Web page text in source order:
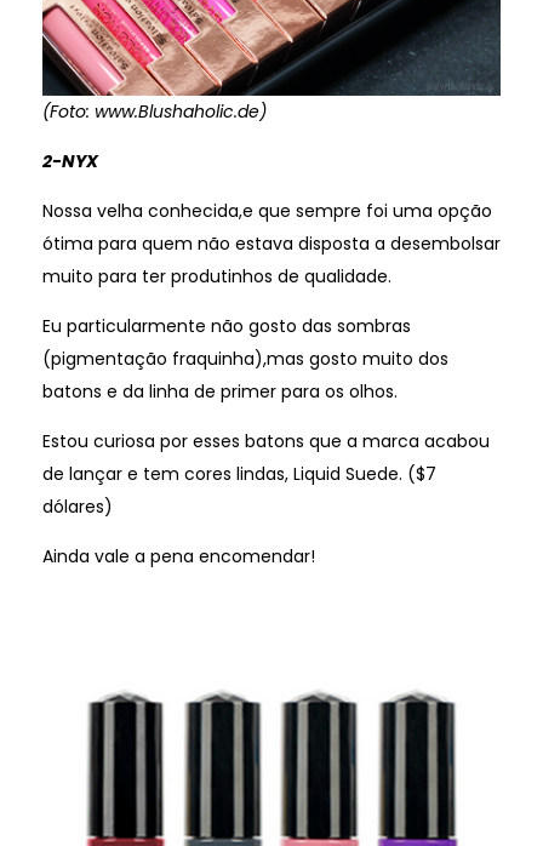
(Foto: www.Blushaholic.de)
2-NYX
Nossa velha conhecida,e que sempre foi uma opção
ótima para quem não estava disposta a desembolsar
muito para ter produtinhos de qualidade.
Eu particularmente não gosto das sombras
(pigmentação fraquinha),mas gosto muito dos
batons e da linha de primer para os olhos.
Estou curiosa por esses batons que a marca acabou
de lançar e tem cores lindas, Liquid Suede. ($7
dólares)
Ainda vale a pena encomendar!